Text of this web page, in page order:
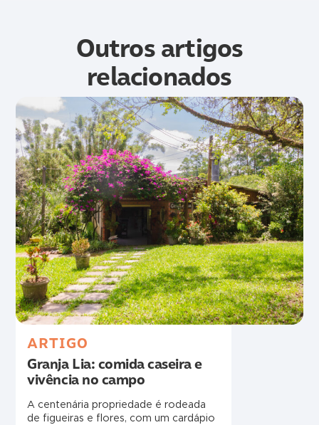
Outros artigos
relacionados
ARTIGO
Granja Lia: comida caseira e
vivência no campo
A centenária propriedade é rodeada
de figueiras e flores, com um cardápio